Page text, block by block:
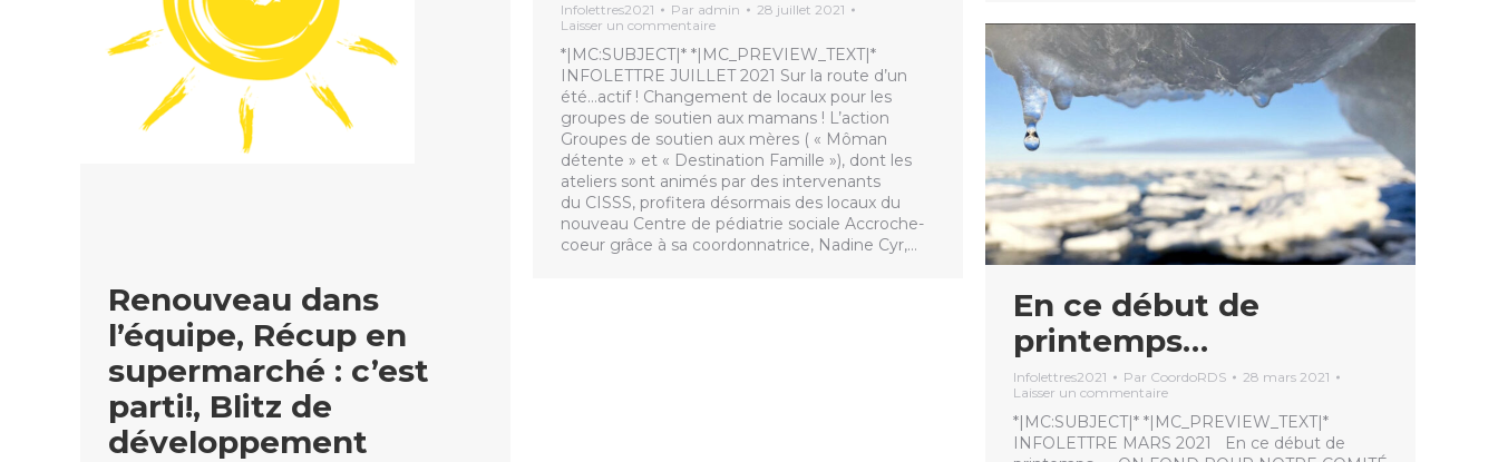
Infolettres2021 Par admin
28 juillet 2021
Laisser un commentaire
*|MC:SUBJECT|* *|MC_PREVIEW_TEXT|*
INFOLETTRE JUILLET 2021 Sur la route d’un
été…actif ! Changement de locaux pour les
groupes de soutien aux mamans ! L’action
Groupes de soutien aux mères ( « Môman
détente » et « Destination Famille »), dont les
ateliers sont animés par des intervenants
du CISSS, profitera désormais des locaux du
nouveau Centre de pédiatrie sociale Accroche-
coeur grâce à sa coordonnatrice, Nadine Cyr,…
Renouveau dans
l’équipe, Récup en
supermarché : c’est
parti!, Blitz de
développement
En ce début de
printemps…
Infolettres2021 Par CoordoRDS
28 mars 2021
Laisser un commentaire
*|MC:SUBJECT|* *|MC_PREVIEW_TEXT|*
INFOLETTRE MARS 2021 En ce début de